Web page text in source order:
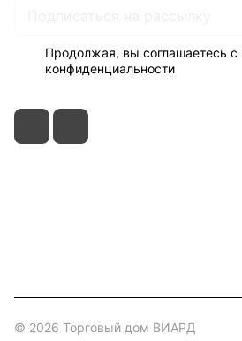
Продолжая, вы соглашаетесь с
конфиденциальности
© 2026 Торговый дом ВИАРД